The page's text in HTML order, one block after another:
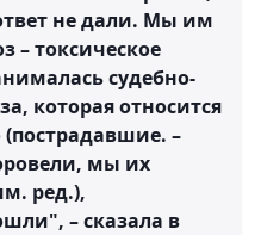
не дали. Мы им
– токсическое
судебно-
которая относится
–
мы их
ред.),
– сказала в